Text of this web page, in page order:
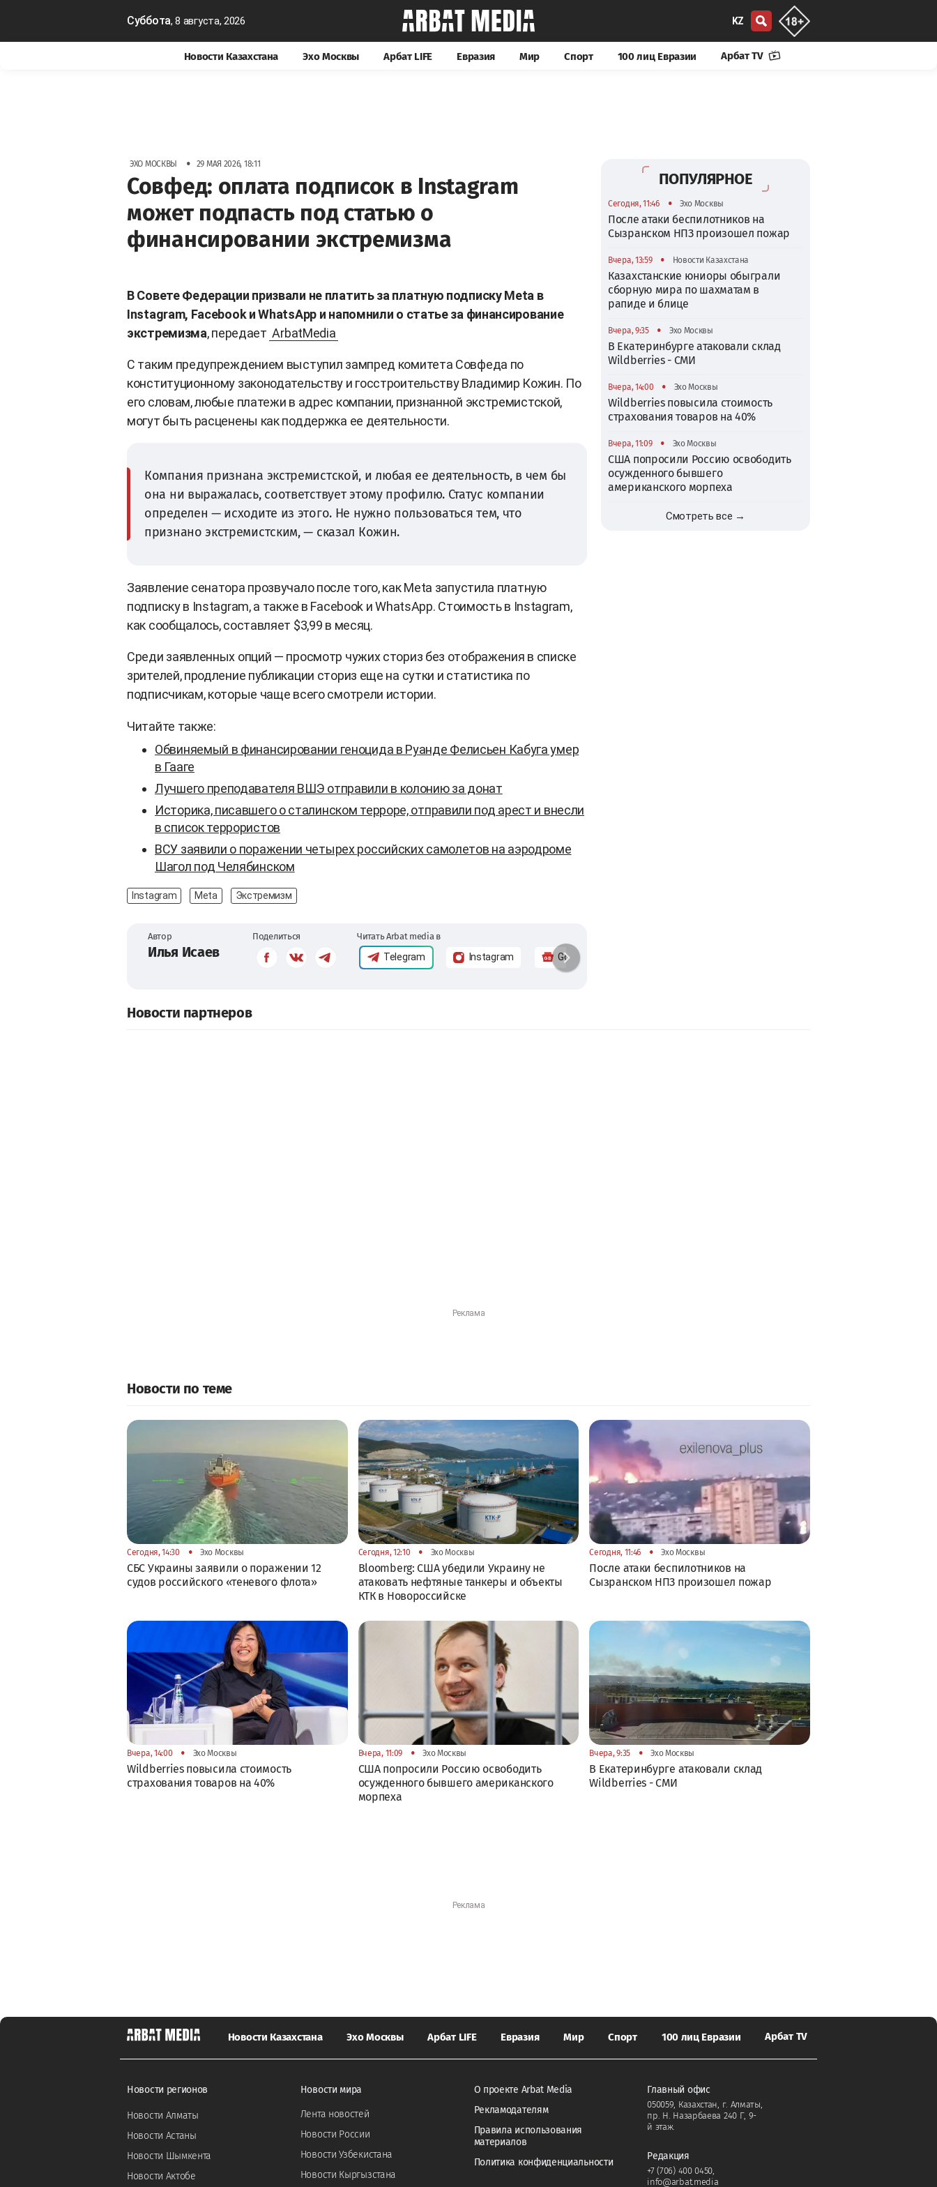
Суббота, 8 августа, 2026 KZ
Новости Казахстана Эхо Москвы Арбат LIFE Евразия Мир Спорт 100 лиц Евразии Арбат TV
ЭХО МОСКВЫ • 29 МАЯ 2026, 18:11
Совфед: оплата подписок в Instagram
может подпасть под статью о
финансировании экстремизма
В Совете Федерации призвали не платить за платную подписку Meta в
Instagram, Facebook и WhatsApp и напомнили о статье за финансирование
экстремизма, передает ArbatMedia
С таким предупреждением выступил зампред комитета Совфеда по
конституционному законодательству и госстроительству Владимир Кожин. По
его словам, любые платежи в адрес компании, признанной экстремистской,
могут быть расценены как поддержка ее деятельности.
Компания признана экстремистской, и любая ее деятельность, в чем бы
она ни выражалась, соответствует этому профилю. Статус компании
определен — исходите из этого. Не нужно пользоваться тем, что
признано экстремистским, — сказал Кожин.
Заявление сенатора прозвучало после того, как Meta запустила платную
подписку в Instagram, а также в Facebook и WhatsApp. Стоимость в Instagram,
как сообщалось, составляет $3,99 в месяц.
Среди заявленных опций — просмотр чужих сториз без отображения в списке
зрителей, продление публикации сториз еще на сутки и статистика по
подписчикам, которые чаще всего смотрели истории.
Читайте также:
Обвиняемый в финансировании геноцида в Руанде Фелисьен Кабуга умер
в Гааге
Лучшего преподавателя ВШЭ отправили в колонию за донат
Историка, писавшего о сталинском терроре, отправили под арест и внесли
в список террористов
ВСУ заявили о поражении четырех российских самолетов на аэродроме
Шагол под Челябинском
Instagram Meta Экстремизм
Автор
Илья Исаев
Поделиться Читать Arbat media в
Telegram Instagram Google News
ПОПУЛЯРНОЕ
Сегодня, 11:46 • Эхо Москвы
После атаки беспилотников на
Сызранском НПЗ произошел пожар
Вчера, 13:59 • Новости Казахстана
Казахстанские юниоры обыграли
сборную мира по шахматам в
рапиде и блице
Вчера, 9:35 • Эхо Москвы
В Екатеринбурге атаковали склад
Wildberries - СМИ
Вчера, 14:00 • Эхо Москвы
Wildberries повысила стоимость
страхования товаров на 40%
Вчера, 11:09 • Эхо Москвы
США попросили Россию освободить
осужденного бывшего
американского морпеха
Смотреть все →
Новости партнеров
Новости по теме
Сегодня, 14:30 • Эхо Москвы
СБС Украины заявили о поражении 12
судов российского «теневого флота»
Сегодня, 12:10 • Эхо Москвы
Bloomberg: США убедили Украину не
атаковать нефтяные танкеры и объекты
КТК в Новороссийске
Сегодня, 11:46 • Эхо Москвы
После атаки беспилотников на
Сызранском НПЗ произошел пожар
Вчера, 14:00 • Эхо Москвы
Wildberries повысила стоимость
страхования товаров на 40%
Вчера, 11:09 • Эхо Москвы
США попросили Россию освободить
осужденного бывшего американского
морпеха
Вчера, 9:35 • Эхо Москвы
В Екатеринбурге атаковали склад
Wildberries - СМИ
Новости Казахстана Эхо Москвы Арбат LIFE Евразия Мир Спорт 100 лиц Евразии Арбат TV
Новости регионов
Новости Алматы
Новости Астаны
Новости Шымкента
Новости Актобе
Новости мира
Лента новостей
Новости России
Новости Узбекистана
Новости Кыргызстана
О проекте Arbat Media
Рекламодателям
Правила использования
материалов
Политика конфиденциальности
Главный офис
050059, Казахстан, г. Алматы,
пр. Н. Назарбаева 240 Г, 9-
й этаж.
Редакция
+7 (706) 400 0450
info@arbat.media